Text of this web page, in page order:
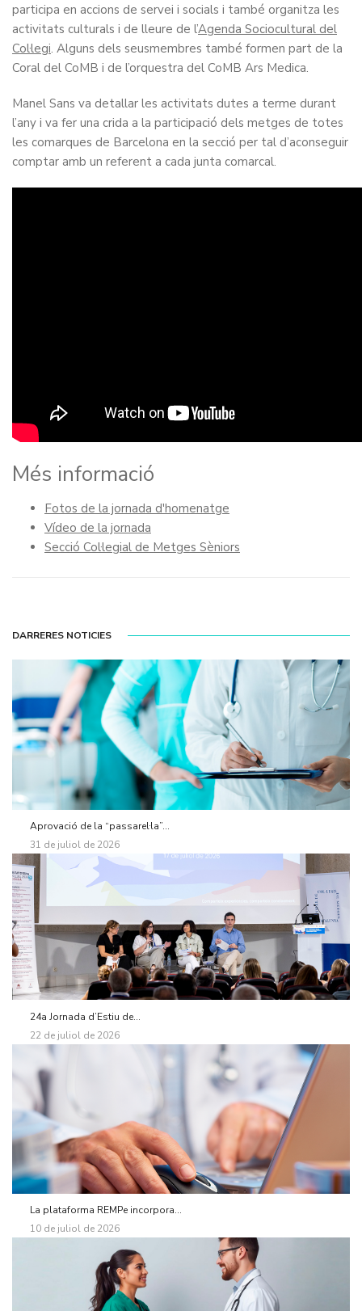
participa en accions de servei i socials i també organitza les
activitats culturals i de lleure de l’Agenda Sociocultural del
Col·legi. Alguns dels seusmembres també formen part de la
Coral del CoMB i de l’orquestra del CoMB Ars Medica.
Manel Sans va detallar les activitats dutes a terme durant
l’any i va fer una crida a la participació dels metges de totes
les comarques de Barcelona en la secció per tal d’aconseguir
comptar amb un referent a cada junta comarcal.
Més informació
Fotos de la jornada d'homenatge
Vídeo de la jornada
Secció Col·legial de Metges Sèniors
DARRERES NOTICIES
Aprovació de la “passarel·la”...
31 de juliol de 2026
24a Jornada d’Estiu de...
22 de juliol de 2026
La plataforma REMPe incorpora...
10 de juliol de 2026